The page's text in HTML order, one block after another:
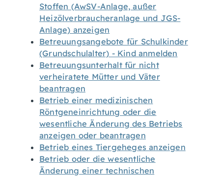
Stoffen (AwSV-Anlage, außer
Heizölverbraucheranlage und JGS-
Anlage) anzeigen
Betreuungsangebote für Schulkinder
(Grundschulalter) - Kind anmelden
Betreuungsunterhalt für nicht
verheiratete Mütter und Väter
beantragen
Betrieb einer medizinischen
Röntgeneinrichtung oder die
wesentliche Änderung des Betriebs
anzeigen oder beantragen
Betrieb eines Tiergeheges anzeigen
Betrieb oder die wesentliche
Änderung einer technischen